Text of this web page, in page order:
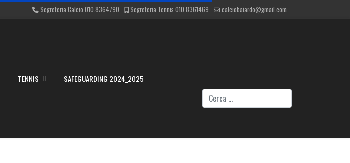
Segreteria Calcio 010.8364790 Segreteria Tennis 010.8361469 calciobaiardo@gmail.com
TENNIS SAFEGUARDING 2024_2025
Cerca